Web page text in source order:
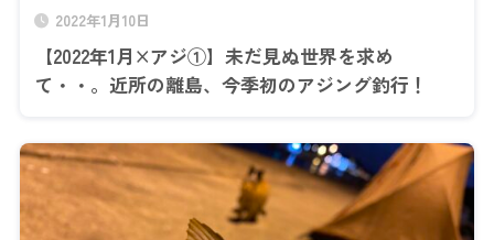
2022年1月10日
【2022年1月×アジ①】未だ見ぬ世界を求め
て・・。近所の離島、今季初のアジング釣行！